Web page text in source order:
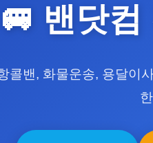
🚐 밴닷
콜밴, 화물운송, 용달이